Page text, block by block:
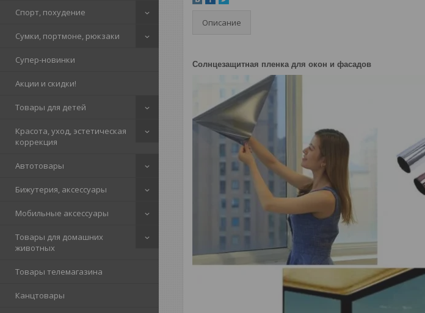
Спорт, похудение
Сумки, портмоне, рюкзаки
Супер-новинки
Акции и скидки!
Товары для детей
Красота, уход, эстетическая
коррекция
Автотовары
Бижутерия, аксессуары
Мобильные аксессуары
Товары для домашних
животных
Товары телемагазина
Канцтовары
Описание
Солнцезащитная пленка для окон и фасадов